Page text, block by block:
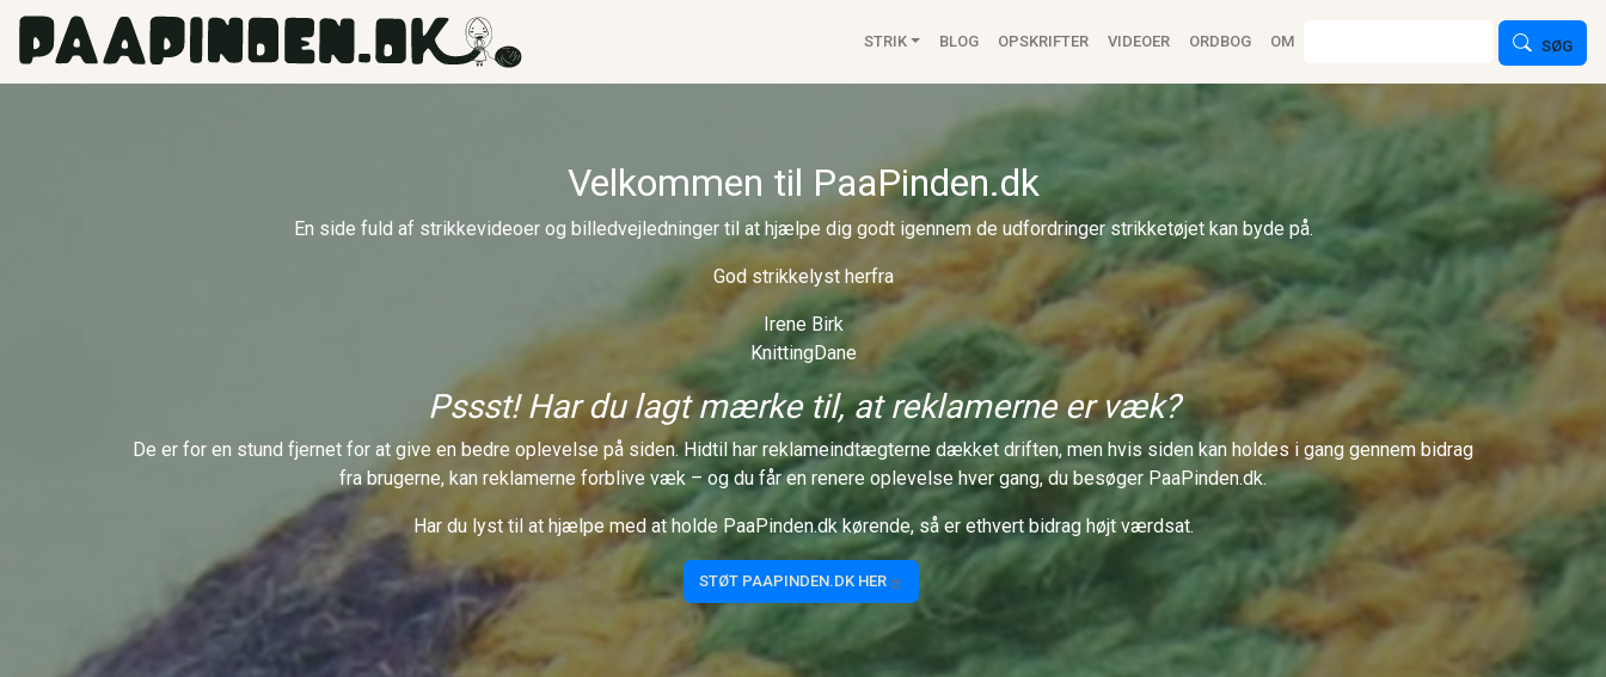
Gå til hovedindhold
Main navigation
STRIK BLOG OPSKRIFTER VIDEOER ORDBOG OM SØG
Velkommen til PaaPinden.dk
En side fuld af strikkevideoer og billedvejledninger til at hjælpe dig godt igennem de udfordringer strikketøjet kan byde på.
God strikkelyst herfra
Irene Birk
KnittingDane
Pssst! Har du lagt mærke til, at reklamerne er væk?
De er for en stund fjernet for at give en bedre oplevelse på siden. Hidtil har reklameindtægterne dækket driften, men hvis siden kan holdes i gang gennem bidrag
fra brugerne, kan reklamerne forblive væk – og du får en renere oplevelse hver gang, du besøger PaaPinden.dk.
Har du lyst til at hjælpe med at holde PaaPinden.dk kørende, så er ethvert bidrag højt værdsat.
STØT PAAPINDEN.DK HER